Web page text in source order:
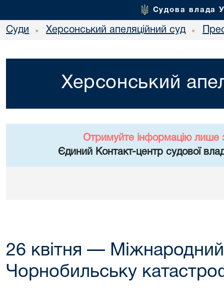
Судова влада
Суди • Херсонський апеляційний суд •
Херсонський
Отримуйте інформацію лише
Єдиний Контакт-центр судової
26 квітня —
Чорнобильську